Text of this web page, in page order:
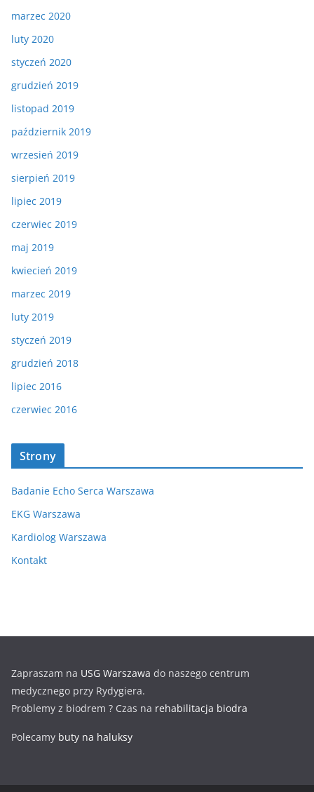
marzec 2020
luty 2020
styczeń 2020
grudzień 2019
listopad 2019
październik 2019
wrzesień 2019
sierpień 2019
lipiec 2019
czerwiec 2019
maj 2019
kwiecień 2019
marzec 2019
luty 2019
styczeń 2019
grudzień 2018
lipiec 2016
czerwiec 2016
Strony
Badanie Echo Serca Warszawa
EKG Warszawa
Kardiolog Warszawa
Kontakt
Zapraszam na USG Warszawa do naszego centrum
medycznego przy Rydygiera.
Problemy z biodrem ? Czas na rehabilitacja biodra
Polecamy buty na haluksy